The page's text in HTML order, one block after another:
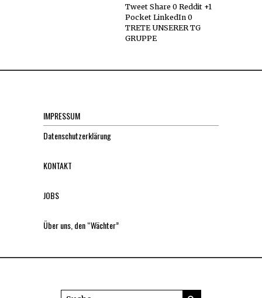
Tweet Share 0 Reddit +1
Pocket LinkedIn 0
TRETE UNSERER TG
GRUPPE
IMPRESSUM
Datenschutzerklärung
KONTAKT
JOBS
Über uns, den “Wächter”